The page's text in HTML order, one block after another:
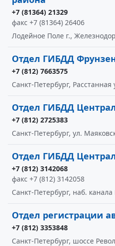
+7 (81364) 21329
факс +7 (81364) 26406
Лодейное Поле г.,
Отдел ГИБДД
+7 (812) 7663575
Санкт-Петербург, Расстанная
Отдел ГИБДД
+7 (812) 2725383
Санкт-Петербург, ул.
Отдел ГИБДД
+7 (812) 3142068
факс +7 (812) 3142058
Санкт-Петербург, наб.
Отдел регистрации
+7 (812) 3353848
Санкт-Петербург, шоссе